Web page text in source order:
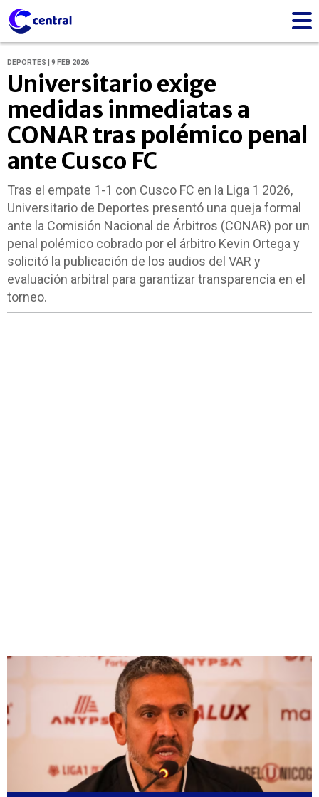
DEPORTES | 9 FEB 2026
Universitario exige
medidas inmediatas a
CONAR tras polémico penal
ante Cusco FC
Tras el empate 1-1 con Cusco FC en la Liga 1 2026,
Universitario de Deportes presentó una queja formal
ante la Comisión Nacional de Árbitros (CONAR) por un
penal polémico cobrado por el árbitro Kevin Ortega y
solicitó la publicación de los audios del VAR y
evaluación arbitral para garantizar transparencia en el
torneo.